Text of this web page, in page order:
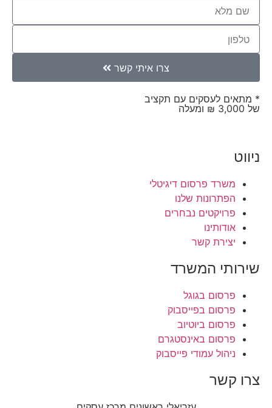
צרו איתי קשר
* מתאים לעסקים עם תקציב
של 3,000 ₪ ומעלה
ניווט
משרד פרסום דיגיטלי
הפתרונות שלנו
פרויקטים נבחרים
אודותינו
יצירת קשר
שירותי המשרד
פרסום בגוגל
פרסום בפייסבוק
פרסום ביוטיוב
פרסום באינסטגרם
ניהול עמודי פייסבוק
צרו קשר